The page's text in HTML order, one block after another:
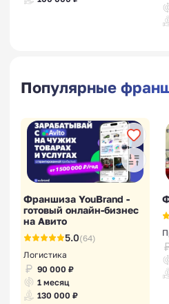
Популярные
Франшиза YouBrand -
готовый онлайн-бизнес
на Авито
5.0(64)
Логистика
90 000 ₽
1 месяц
130 000 ₽